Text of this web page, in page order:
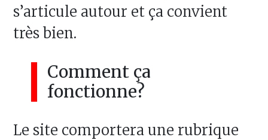
s’articule autour et ça convient
très bien.
Comment ça
fonctionne?
Le site comportera une rubrique